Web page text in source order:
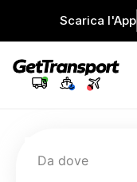
Scarica l'App
Da dove